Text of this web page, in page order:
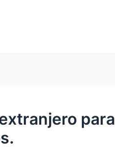
para